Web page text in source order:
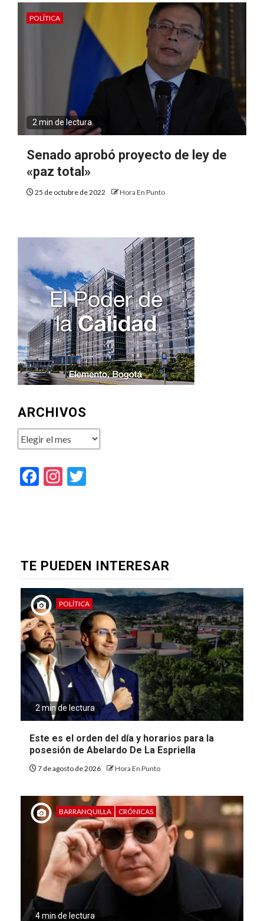
POLÍTICA
2 min de lectura
Senado aprobó proyecto de ley de
«paz total»
25 de octubre de 2022 Hora En Punto
ARCHIVOS
Archivos
Facebook
Instagram
TE PUEDEN INTERESAR
POLÍTICA
2 min de lectura
Este es el orden del día y horarios para la
posesión de Abelardo De La Espriella
7 de agosto de 2026 Hora En Punto
BARRANQUILLA CRÓNICAS
4 min de lectura